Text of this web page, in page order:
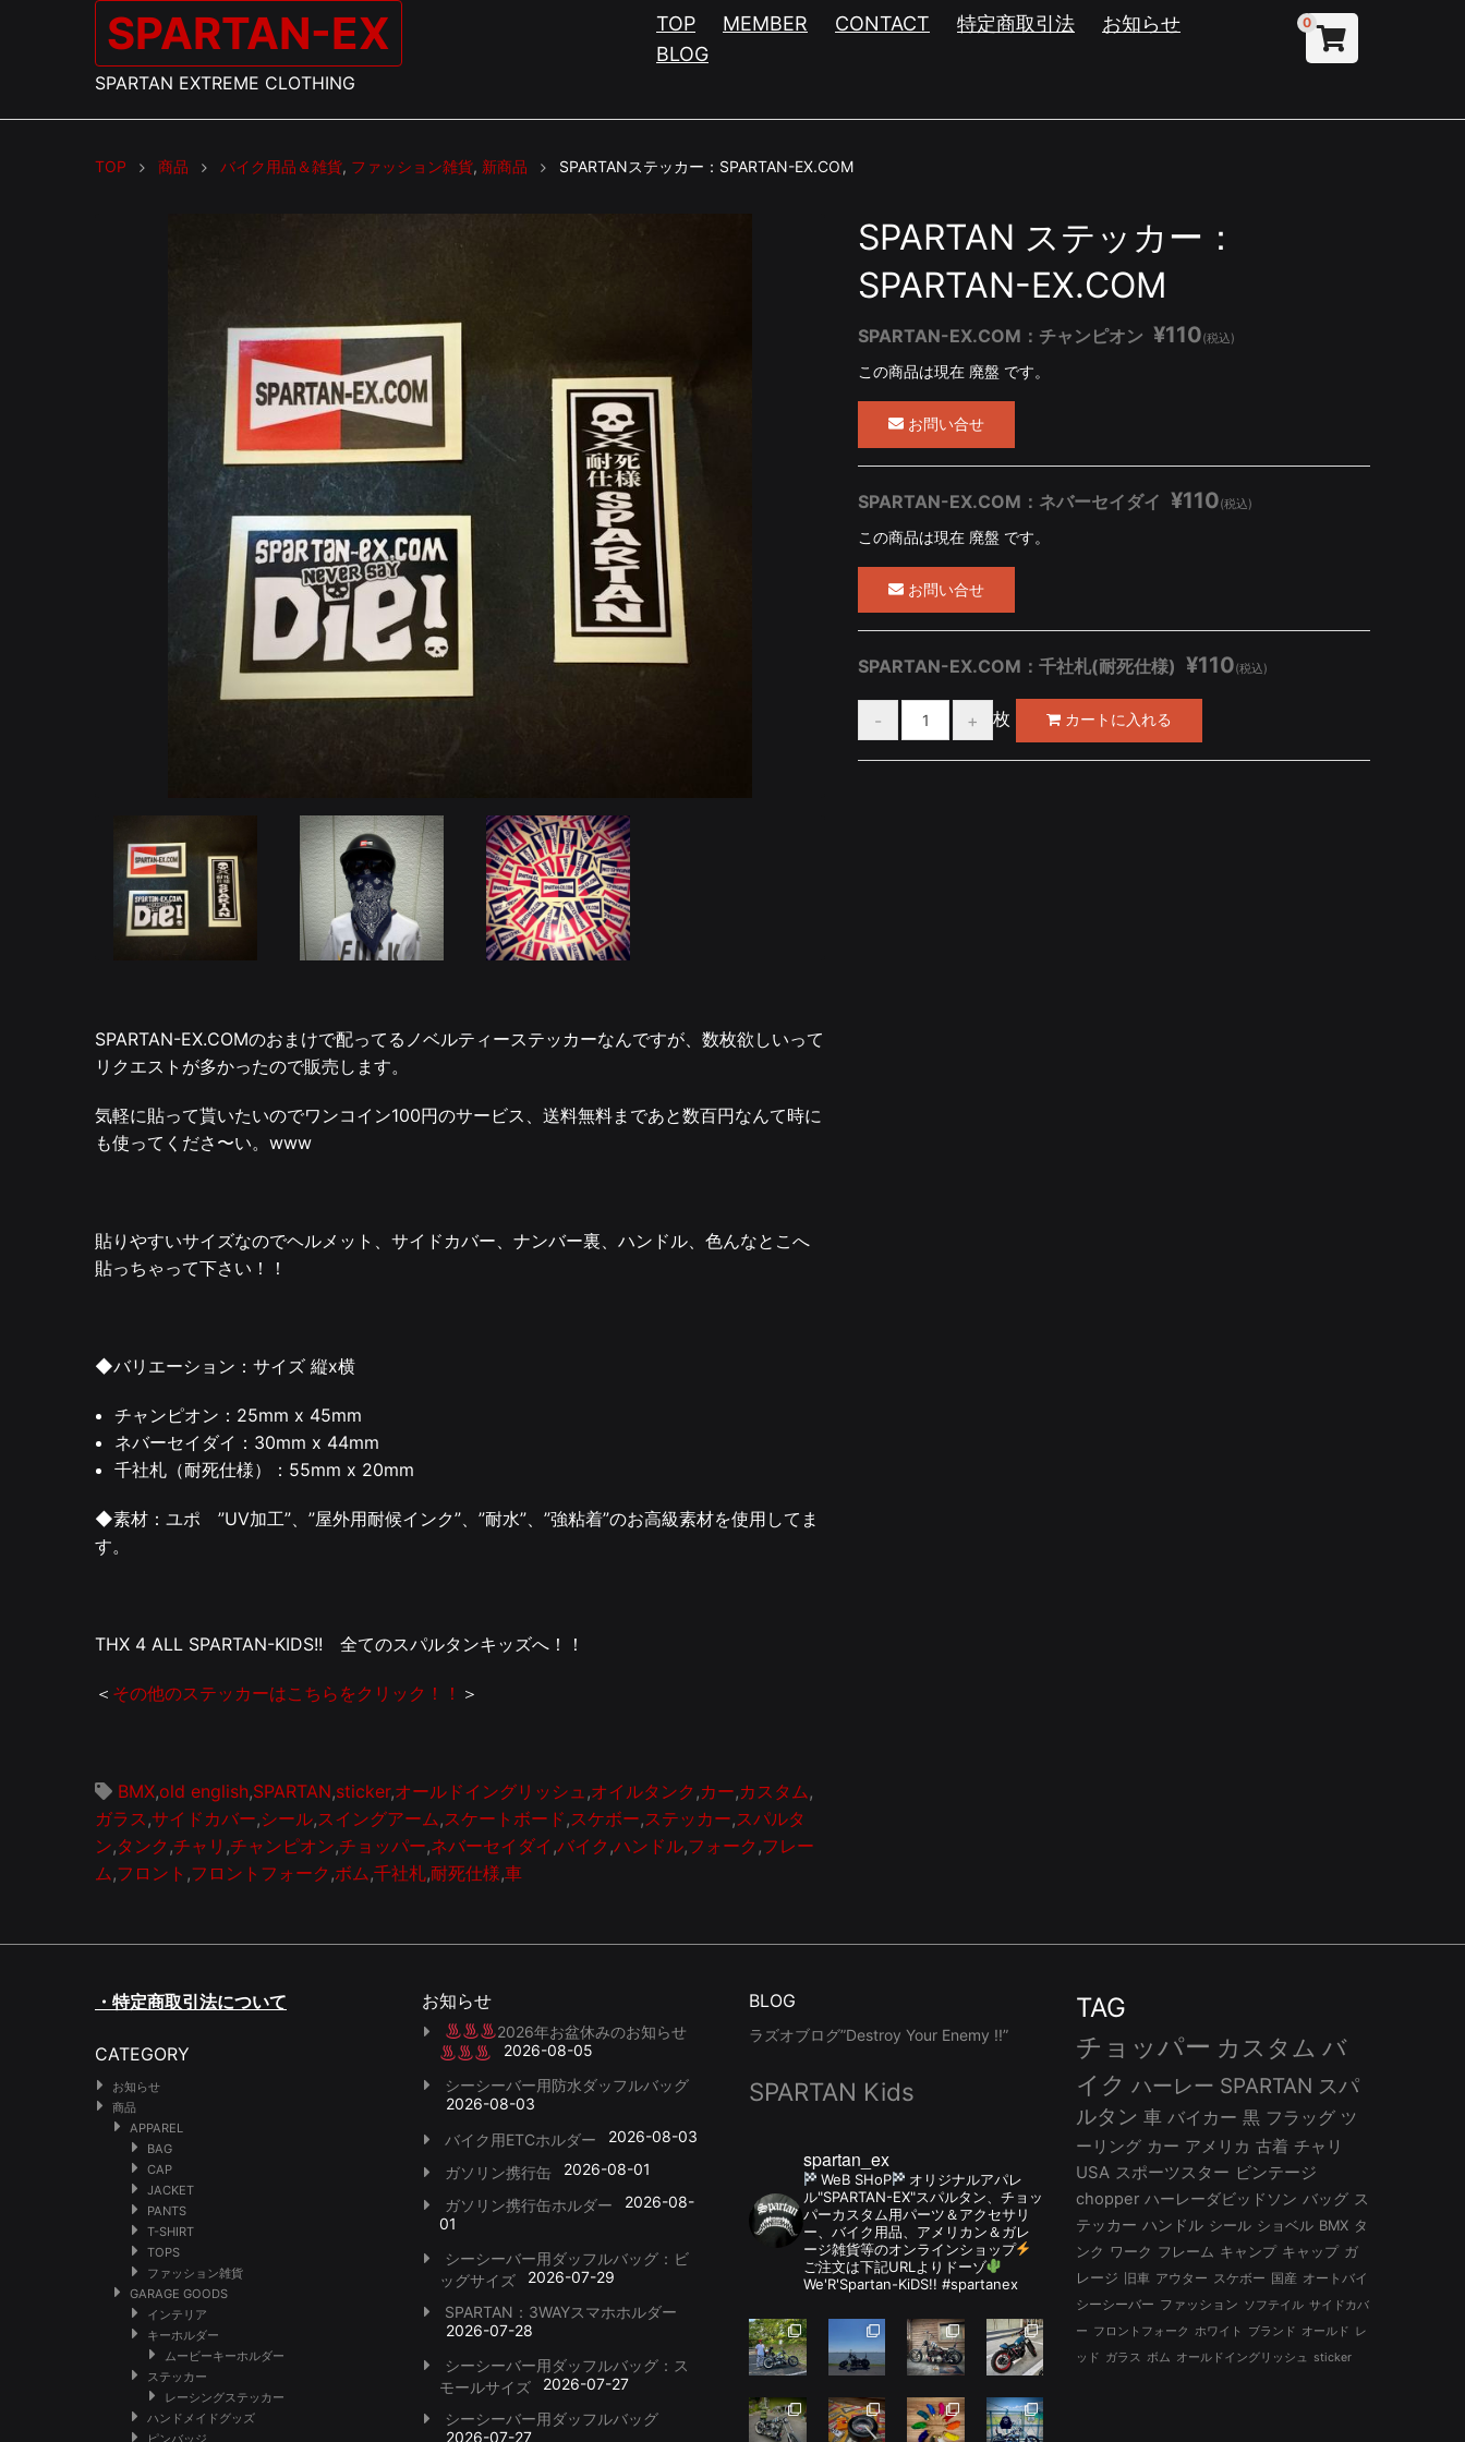
SPARTAN-EX
SPARTAN EXTREME CLOTHING
0
TOP MEMBER CONTACT 特定商取引法
お知らせ
BLOG
TOP 商品 バイク用品＆雑貨, ファッション雑貨, 新商品 SPARTANステッカー：SPARTAN-EX.COM
SPARTAN-EX.COMのおまけで配ってるノベルティーステッカーなんですが、数枚欲しいって
リクエストが多かったので販売します。
気軽に貼って貰いたいのでワンコイン100円のサービス、送料無料まであと数百円なんて時に
も使ってくださ〜い。www
貼りやすいサイズなのでヘルメット、サイドカバー、ナンバー裏、ハンドル、色んなとこへ
貼っちゃって下さい！！
◆バリエーション：サイズ 縦x横
チャンピオン：25mm x 45mm
ネバーセイダイ：30mm x 44mm
千社札（耐死仕様）：55mm x 20mm
◆素材：ユポ ”UV加工”、”屋外用耐候インク”、”耐水”、”強粘着”のお高級素材を使用してま
す。
THX 4 ALL SPARTAN-KIDS!! 全てのスパルタンキッズへ！！
＜ その他のステッカーはこちらをクリック！！ ＞
BMX,old english,SPARTAN,sticker,オールドイングリッシュ ,オイルタンク ,カー,カスタム ,
ガラス ,サイドカバー,シール,スイングアーム ,スケートボード ,スケボー,ステッカー,スパルタ
ン,タンク ,チャリ ,チャンピオン,チョッパー,ネバーセイダイ ,バイク ,ハンドル,フォーク ,フレー
ム ,フロント ,フロントフォーク ,ボム ,千社札,耐死仕様,車
SPARTAN ステッカー：
SPARTAN-EX.COM
SPARTAN-EX.COM：チャンピオン ¥110(税込)
この商品は現在 廃盤 です。
お問い合せ
SPARTAN-EX.COM：ネバーセイダイ ¥110(税込)
この商品は現在 廃盤 です。
お問い合せ
SPARTAN-EX.COM：千社札(耐死仕様) ¥110(税込)
枚
・特定商取引法について
CATEGORY
お知らせ
商品
APPAREL
BAG
CAP
JACKET
PANTS
T-SHIRT
TOPS
ファッション雑貨
GARAGE GOODS
インテリア
キーホルダー
ムービーキーホルダー
ステッカー
レーシングステッカー
ハンドメイドグッズ
ピンバッジ
お知らせ
2026年お盆休みのお知らせ
2026-08-05
シーシーバー用防水ダッフルバッグ
2026-08-03
バイク用ETCホルダー
2026-08-03
ガソリン携行缶
2026-08-01
ガソリン携行缶ホルダー
2026-08-
01
シーシーバー用ダッフルバッグ：ビ
ッグサイズ
2026-07-29
SPARTAN：3WAYスマホホルダー
2026-07-28
シーシーバー用ダッフルバッグ：ス
モールサイズ
2026-07-27
シーシーバー用ダッフルバッグ
2026-07-27
BLOG
ラズオブログ”Destroy Your Enemy !!”
SPARTAN Kids
spartan_ex
WeB SHoP
オリジナルアパレ
ル"SPARTAN-EX"スパルタン、チョッ
パーカスタム用パーツ＆アクセサリ
ー、バイク用品、アメリカン＆ガレ
ージ雑貨等のオンラインショップ
ご注文は下記URLよりドーゾ
We'R'Spartan-KiDS!! #spartanex
TAG
チョッパー カスタム バ
イク ハーレー SPARTAN スパ
ルタン 車 バイカー 黒 フラッグ ツ
ーリング カー アメリカ 古着 チャリ
USA スポーツスター ビンテージ
chopper ハーレーダビッドソン バッグ ス
テッカー ハンドル シール ショベル BMX タ
ンク ワーク フレーム キャンプ キャップ ガ
レージ
旧車 アウター スケボー 国産 オートバイ
シーシーバー ファッション ソフテイル サイドカバ
ー フロントフォーク ホワイト ブランド オールド レ
ッド ガラス ボム オールドイングリッシュ sticker